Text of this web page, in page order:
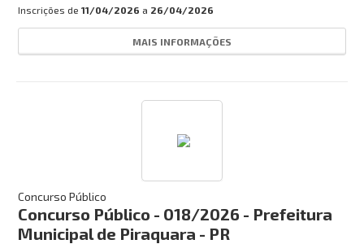
Inscrições de 11/04/2026 a 26/04/2026
MAIS INFORMAÇÕES
Concurso Público
Concurso Público - 018/2026 - Prefeitura
Municipal de Piraquara - PR